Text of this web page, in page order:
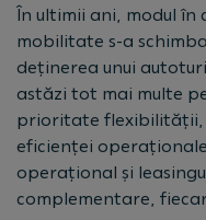
În ultimii ani, modul
mobilitate s-a
deținerea unui
astăzi tot mai multe
prioritate
eficienței
operațional și
complementare,